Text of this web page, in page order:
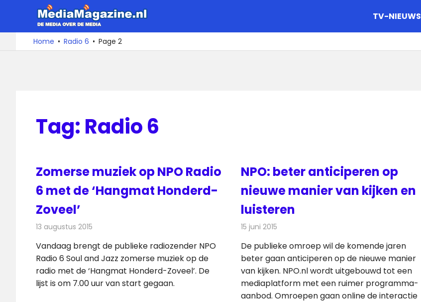
de
De
media
over
TV-NIEUWS
Home Radio 6 Page 2
Tag: Radio 6
Zomerse muziek op NPO Radio
6 met de ‘Hangmat Honderd-
Zoveel’
13 augustus 2015
Vandaag brengt de publieke radiozender NPO
Radio 6 Soul and Jazz zomerse muziek op de
radio met de ‘Hangmat Honderd-Zoveel’. De
lijst is om 7.00 uur van start gegaan.
NPO: beter anticiperen op
nieuwe manier van kijken en
luisteren
15 juni 2015
De publieke omroep wil de komende jaren
beter gaan anticiperen op de nieuwe manier
van kijken. NPO.nl wordt uitgebouwd tot een
mediaplatform met een ruimer programma-
aanbod. Omroepen gaan online de interactie